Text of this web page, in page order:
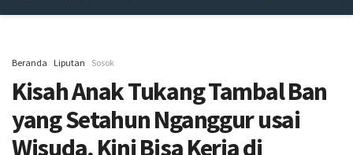
Beranda Liputan Sosok
Kisah Anak Tukang Tambal Ban
yang Setahun Nganggur usai
Wisuda, Kini Bisa Kerja di